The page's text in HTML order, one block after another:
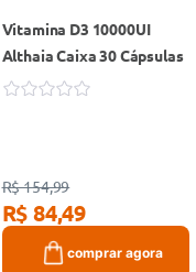
Vitamina D3 10000UI
Althaia Caixa 30 Cápsulas
R$ 154,99
R$ 84,49
comprar agora